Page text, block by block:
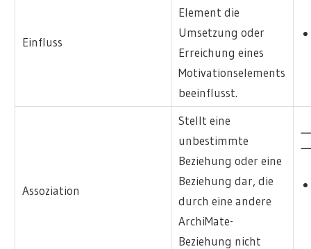
Einfluss
Element die
Umsetzung oder
Erreichung eines
Motivationselements
beeinflusst.
Assoziation
Stellt eine
unbestimmte
Beziehung oder eine
Beziehung dar, die
durch eine andere
ArchiMate-
Beziehung nicht